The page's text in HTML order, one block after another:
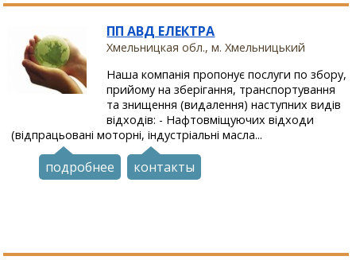
ПП АВД ЕЛЕКТРА
Хмельницкая обл., м. Хмельницький
Наша компанія пропонує послуги по збору,
прийому на зберігання, транспортування
та знищення (видалення) наступних видів
відходів: - Нафтовміщуючих відходи
(відпрацьовані моторні, індустріальні масла...
подробнее контакты